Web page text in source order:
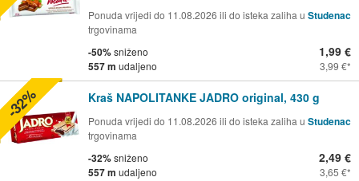
Ponuda vrijedi do 11.08.2026 ili do isteka zaliha u Studenac
trgovinama
-50%sniženo
557 m udaljeno
1,99 €
3,99 €
Kraš NAPOLITANKE JADRO original, 430 g
Ponuda vrijedi do 11.08.2026 ili do isteka zaliha u Studenac
trgovinama
-32%sniženo
557 m udaljeno
2,49 €
3,65 €
-32%